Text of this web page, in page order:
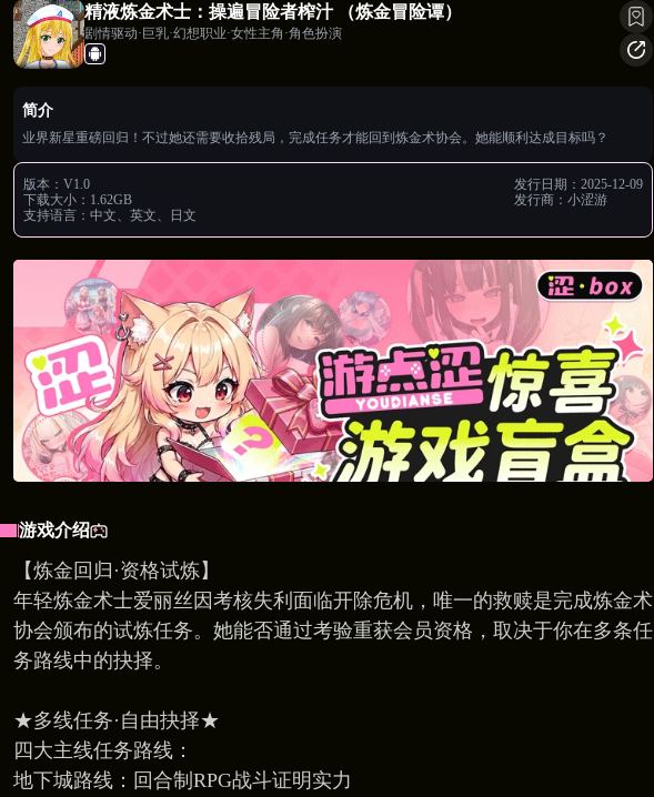
精液炼金术士：操遍冒险者榨汁 （炼金冒险谭）
剧情驱动·巨乳·幻想职业·女性主角·角色扮演
简介
业界新星重磅回归！不过她还需要收拾残局，完成任务才能回到炼金术协会。她能顺利达成目标吗？
版本： V1.0
下载大小： 1.62GB
支持语言： 中文、英文、日文
发行日期： 2025-12-09
发行商： 小涩游
游戏介绍
【炼金回归·资格试炼】
年轻炼金术士爱丽丝因考核失利面临开除危机，唯一的救赎是完成炼金术
协会颁布的试炼任务。她能否通过考验重获会员资格，取决于你在多条任
务路线中的抉择。
★多线任务·自由抉择★
四大主线任务路线：
地下城路线：回合制RPG战斗证明实力